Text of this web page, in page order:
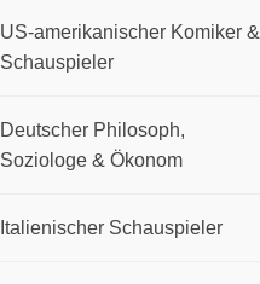
US-amerikanischer Komiker &
Schauspieler
Deutscher Philosoph,
Soziologe & Ökonom
Italienischer Schauspieler